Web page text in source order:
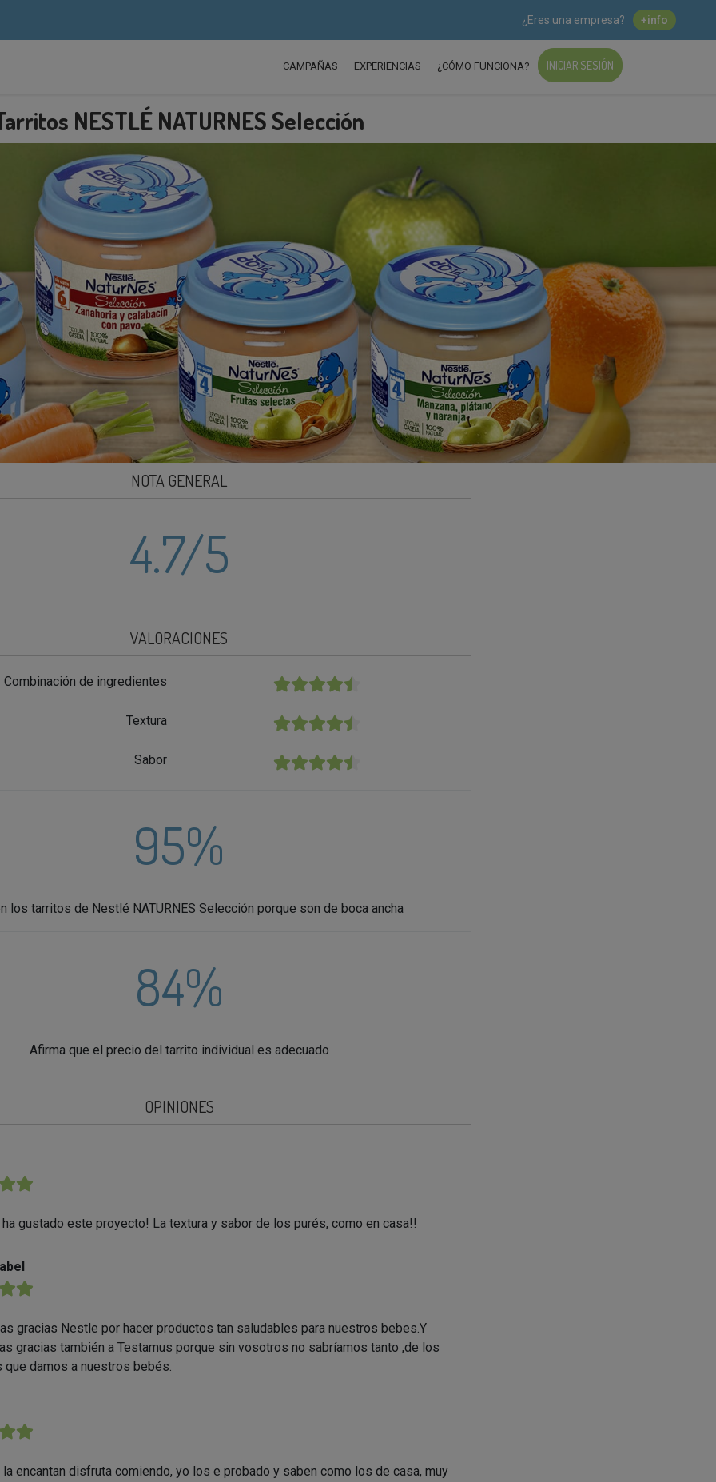
¿Eres una empresa? +info
CAMPAÑAS EXPERIENCIAS ¿CÓMO FUNCIONA? INICIAR SESIÓN
NESTLÉ NATURNES Selección
NOTA GENERAL
4.7/5
VALORACIONES
Combinación de ingredientes ★★★★★
Textura ★★★★★
Sabor ★★★★★
95%
los tarritos de Nestlé NATURNES Selección porque son de boca ancha
84%
Afirma que el precio del tarrito individual es adecuado
OPINIONES
gustado este proyecto! La textura y sabor de los purés, como en casa!!
gracias Nestle por hacer productos tan saludables para nuestros bebes.Y
gracias también a Testamus porque sin vosotros no sabríamos tanto ,de los
que damos a nuestros bebés.
la encantan disfruta comiendo, yo los e probado y saben como los de casa, muy